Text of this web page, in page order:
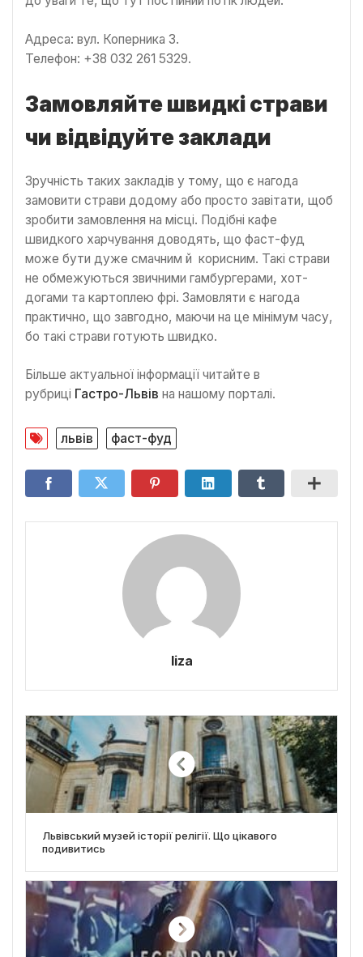
Адреса: вул. Коперника 3.
Телефон: +38 032 261 5329.
Замовляйте швидкі страви
чи відвідуйте заклади
Зручність таких закладів у тому, що є нагода
замовити страви додому або просто завітати, щоб
зробити замовлення на місці. Подібні кафе
швидкого харчування доводять, що фаст-фуд
може бути дуже смачним й корисним. Такі страви
не обмежуються звичними гамбургерами, хот-
догами та картоплею фрі. Замовляти є нагода
практично, що завгодно, маючи на це мінімум часу,
бо такі страви готують швидко.
Більше актуальної інформації читайте в
рубриці Гастро-Львів на нашому порталі.
львів фаст-фуд
liza
Львівський музей історії релігії. Що цікавого
подивитись